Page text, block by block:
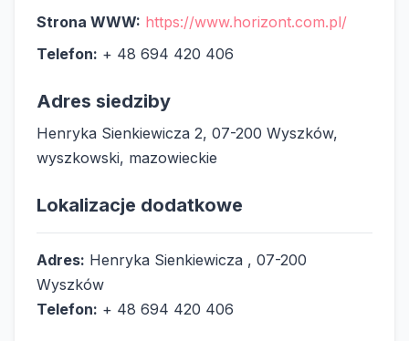
Strona WWW: https://www.horizont.com.pl/
Telefon: + 48 694 420 406
Adres siedziby
Henryka Sienkiewicza 2, 07-200 Wyszków,
wyszkowski, mazowieckie
Lokalizacje dodatkowe
Adres: Henryka Sienkiewicza , 07-200
Wyszków
Telefon: + 48 694 420 406